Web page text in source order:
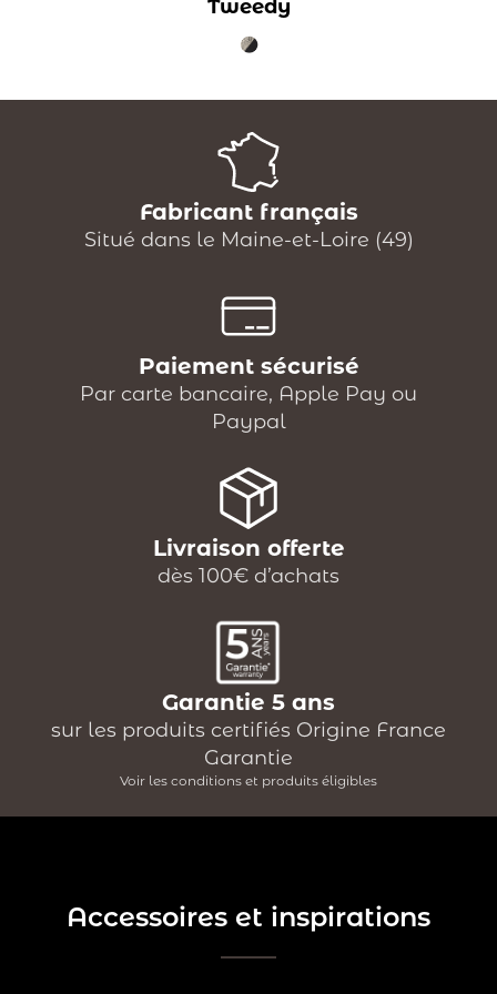
Tweedy
Fabricant français
Situé dans le Maine-et-Loire (49)
Paiement sécurisé
Par carte bancaire, Apple Pay ou
Paypal
Livraison offerte
dès 100€ d’achats
Garantie 5 ans
sur les produits certifiés Origine France
Garantie
Voir les conditions et produits éligibles
Accessoires et inspirations